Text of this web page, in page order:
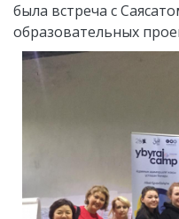
была встреча с
образовательных